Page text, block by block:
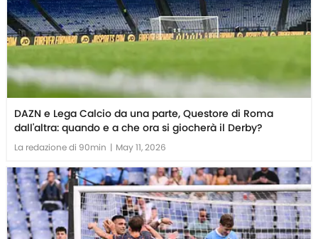
DAZN e Lega Calcio da una parte, Questore di Roma
dall'altra: quando e a che ora si giocherà il Derby?
La redazione di 90min | May 11, 2026